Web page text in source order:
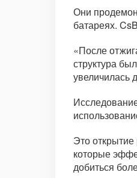
Они
батареях.
«После
структура
увеличилась
Это
которые
добиться